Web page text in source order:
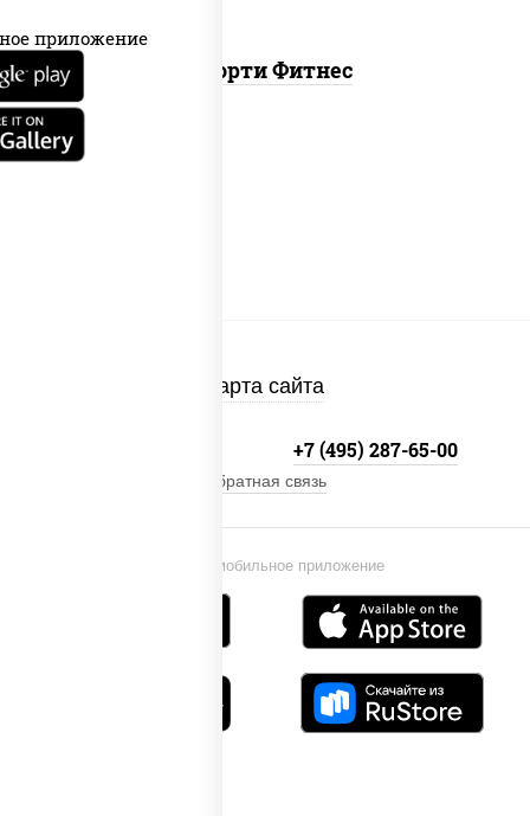
приложение
Ассорти Фитнес
Карта сайта
Установи мобильное приложение
+7 (495) 287-65-00
Обратная связь